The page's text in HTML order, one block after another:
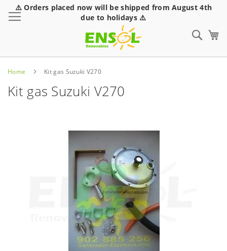
⚠️ Orders placed now will be shipped from August 4th
due to holidays ⚠️
Home Kit gas Suzuki V270
Kit gas Suzuki V270